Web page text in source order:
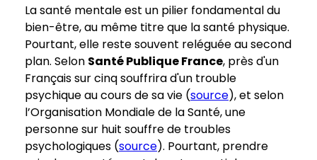
La santé mentale est un pilier fondamental du
bien-être, au même titre que la santé physique.
Pourtant, elle reste souvent reléguée au second
plan. Selon Santé Publique France, près d'un
Français sur cinq souffrira d'un trouble
psychique au cours de sa vie (source), et selon
l’Organisation Mondiale de la Santé, une
personne sur huit souffre de troubles
psychologiques (source). Pourtant, prendre